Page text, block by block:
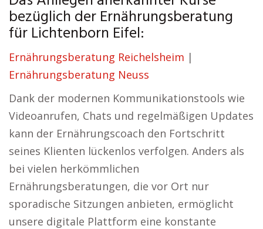
bezüglich der Ernährungsberatung
für Lichtenborn Eifel:
Ernährungsberatung Reichelsheim |
Ernährungsberatung Neuss
Dank der modernen Kommunikationstools wie
Videoanrufen, Chats und regelmäßigen Updates
kann der Ernährungscoach den Fortschritt
seines Klienten lückenlos verfolgen. Anders als
bei vielen herkömmlichen
Ernährungsberatungen, die vor Ort nur
sporadische Sitzungen anbieten, ermöglicht
unsere digitale Plattform eine konstante